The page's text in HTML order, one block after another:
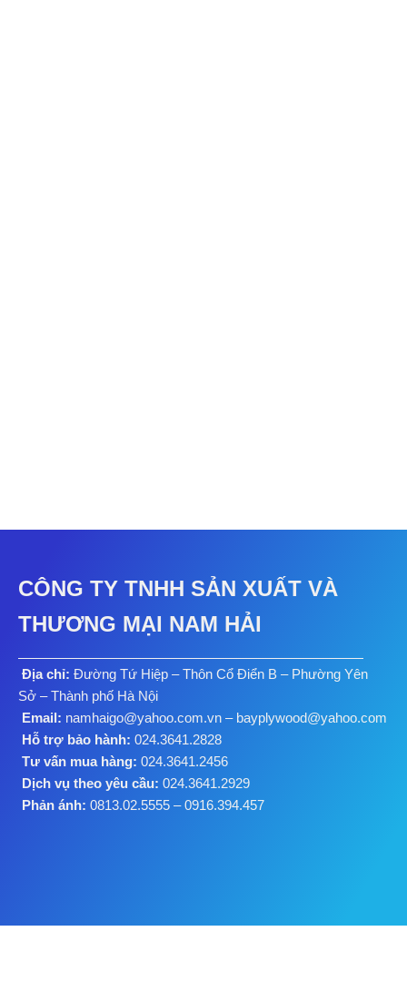
CÔNG TY TNHH SẢN XUẤT VÀ
THƯƠNG MẠI NAM HẢI
Địa chỉ: Đường Tứ Hiệp – Thôn Cổ Điển B – Phường Yên
Sở – Thành phố Hà Nội
Email: namhaigo@yahoo.com.vn – bayplywood@yahoo.com
Hỗ trợ bảo hành: 024.3641.2828
Tư vấn mua hàng: 024.3641.2456
Dịch vụ theo yêu cầu: 024.3641.2929
Phản ánh: 0813.02.5555 – 0916.394.457